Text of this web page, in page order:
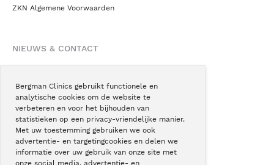
Bergman Clinics gebruikt functionele en
analytische cookies om de website te
verbeteren en voor het bijhouden van
statistieken op een privacy-vriendelijke manier.
Met uw toestemming gebruiken we ook
advertentie- en targetingcookies en delen we
informatie over uw gebruik van onze site met
ZKN Algemene Voorwaarden
NIEUWS & CONTACT
Blogs
Podcast
Pressroom
Instagram
Facebook